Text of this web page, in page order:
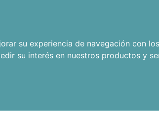
su experiencia de navegación con
su interés en nuestros productos y